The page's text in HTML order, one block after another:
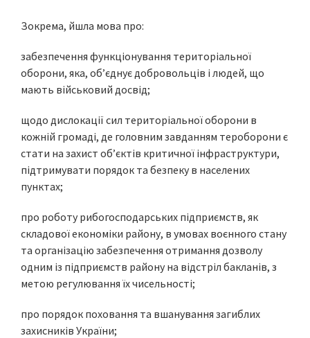
Зокрема, йшла мова про:
забезпечення функціонування територіальної
оборони, яка, об’єднує добровольців і людей, що
мають військовий досвід;
щодо дислокації сил територіальної оборони в
кожній громаді, де головним завданням тероборони є
стати на захист об’єктів критичної інфраструктури,
підтримувати порядок та безпеку в населених
пунктах;
про роботу рибогосподарських підприємств, як
складової економіки району, в умовах воєнного стану
та організацію забезпечення отримання дозволу
одним із підприємств району на відстріл бакланів, з
метою регулювання їх чисельності;
про порядок поховання та вшанування загиблих
захисників України;